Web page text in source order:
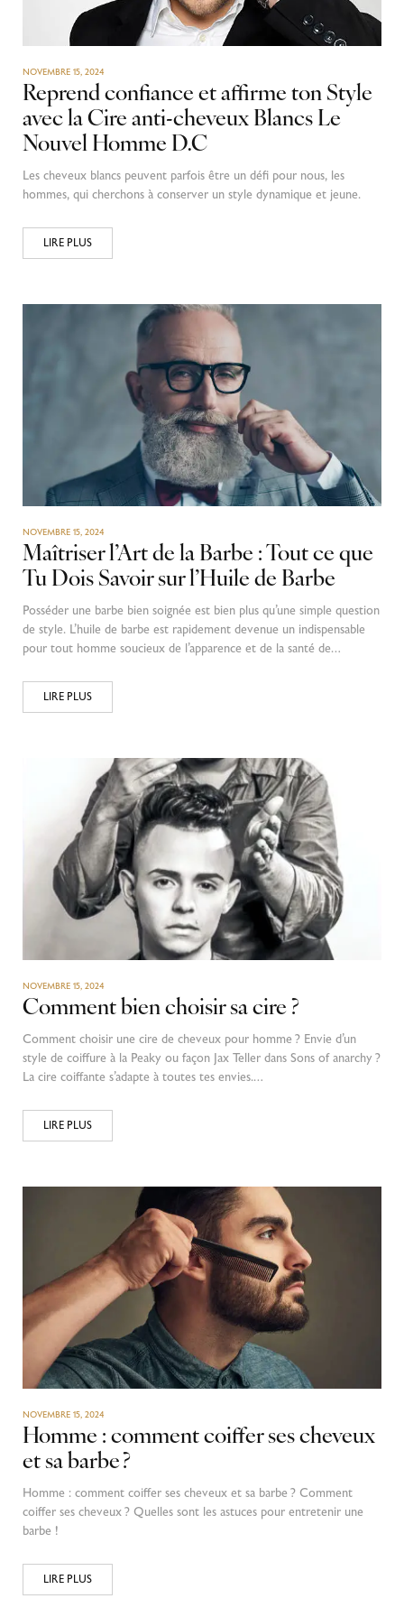
NOVEMBRE 15, 2024
Reprend confiance et affirme ton Style
avec la Cire anti-cheveux Blancs Le
Nouvel Homme D.C
Les cheveux blancs peuvent parfois être un défi pour nous, les
hommes, qui cherchons à conserver un style dynamique et jeune.
LIRE PLUS
NOVEMBRE 15, 2024
Maîtriser l’Art de la Barbe : Tout ce que
Tu Dois Savoir sur l’Huile de Barbe
Posséder une barbe bien soignée est bien plus qu’une simple question
de style. L’huile de barbe est rapidement devenue un indispensable
pour tout homme soucieux de l’apparence et de la santé de…
LIRE PLUS
NOVEMBRE 15, 2024
Comment bien choisir sa cire ?
Comment choisir une cire de cheveux pour homme ? Envie d’un
style de coiffure à la Peaky ou façon Jax Teller dans Sons of anarchy ?
La cire coiffante s’adapte à toutes tes envies.…
LIRE PLUS
NOVEMBRE 15, 2024
Homme : comment coiffer ses cheveux
et sa barbe ?
Homme : comment coiffer ses cheveux et sa barbe ? Comment
coiffer ses cheveux ? Quelles sont les astuces pour entretenir une
barbe !
LIRE PLUS